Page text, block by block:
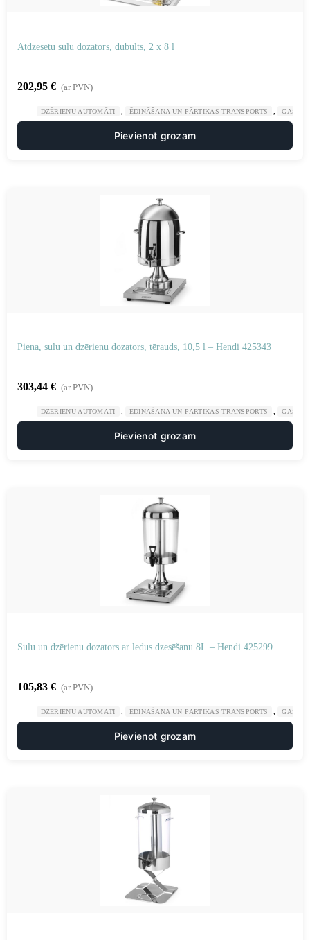
Atdzesētu sulu dozators, dubults, 2 x 8 l
202,95 € (ar PVN)
DZĒRIENU AUTOMĀTI ĒDINĀŠANA UN PĀRTIKAS TRANSPORTS
Pievienot grozam
Piena, sulu un dzērienu dozators, tērauds, 10,5 l – Hendi 425343
303,44 € (ar PVN)
DZĒRIENU AUTOMĀTI ĒDINĀŠANA UN PĀRTIKAS TRANSPORTS
Pievienot grozam
Sulu un dzērienu dozators ar ledus dzesēšanu 8L – Hendi 425299
105,83 € (ar PVN)
DZĒRIENU AUTOMĀTI ĒDINĀŠANA UN PĀRTIKAS TRANSPORTS
Pievienot grozam